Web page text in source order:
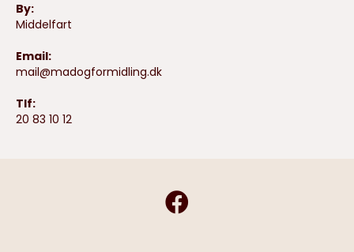
By:
Middelfart
Email:
mail@madogformidling.dk
Tlf:
20 83 10 12